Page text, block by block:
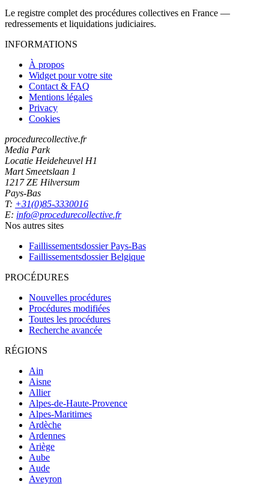
Le registre complet des procédures collectives en France —
redressements et liquidations judiciaires.
INFORMATIONS
À propos
Widget pour votre site
Contact & FAQ
Mentions légales
Privacy
Cookies
procedurecollective.fr
Media Park
Locatie Heideheuvel H1
Mart Smeetslaan 1
1217 ZE Hilversum
Pays-Bas
T: +31(0)85-3330016
E: info@procedurecollective.fr
Nos autres sites
Faillissementsdossier Pays-Bas
Faillissementsdossier Belgique
PROCÉDURES
Nouvelles procédures
Procédures modifiées
Toutes les procédures
Recherche avancée
RÉGIONS
Ain
Aisne
Allier
Alpes-de-Haute-Provence
Alpes-Maritimes
Ardèche
Ardennes
Ariège
Aube
Aude
Aveyron